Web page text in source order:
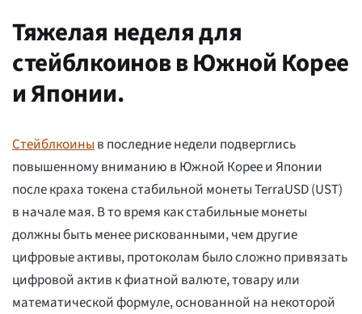
Тяжелая неделя для
стейблкоинов в Южной Корее
и Японии.
Стейблкоины в последние недели подверглись
повышенному вниманию в Южной Корее и Японии
после краха токена стабильной монеты TerraUSD (UST)
в начале мая. В то время как стабильные монеты
должны быть менее рискованными, чем другие
цифровые активы, протоколам было сложно привязать
цифровой актив к фиатной валюте, товару или
математической формуле, основанной на некоторой